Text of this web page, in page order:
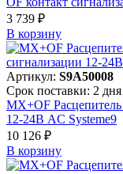
3 739 ₽
В корзинy
Артикул: S9A50008
Срок поставки: 2 дня
MX+OF
12-24В AC Systeme9
10 126 ₽
В корзинy